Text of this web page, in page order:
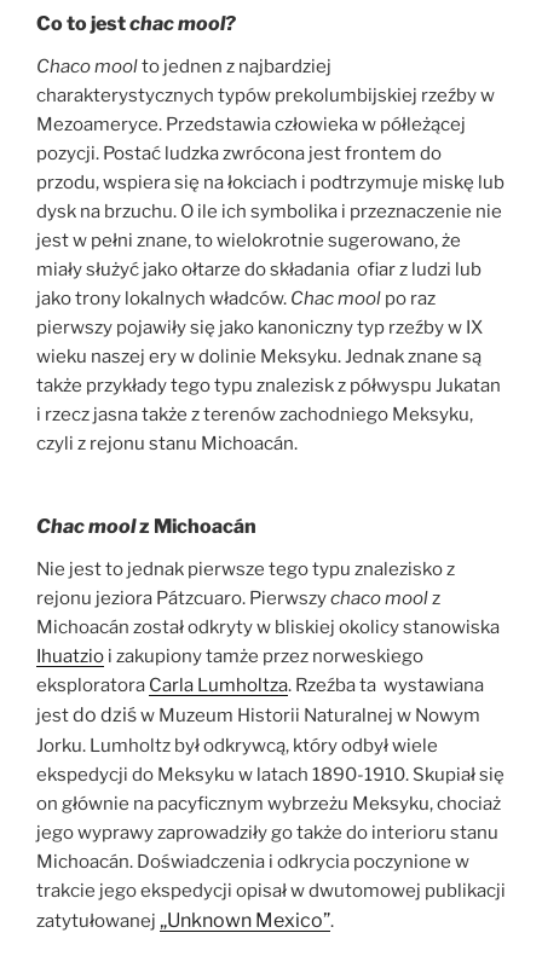
Co to jestchac mool?
Chaco moolto jednen z najbardziej
charakterystycznych typów prekolumbijskiej rzeźby w
Mezoameryce. Przedstawia człowieka w półleżącej
pozycji. Postać ludzka zwrócona jest frontem do
przodu, wspiera się na łokciach i podtrzymuje miskę lub
dysk na brzuchu. O ile ich symbolika i przeznaczenie nie
jest w pełni znane, to wielokrotnie sugerowano, że
miały służyć jako ołtarze do składania ofiar z ludzi lub
jako trony lokalnych władców. Chac mool po raz
pierwszy pojawiły się jako kanoniczny typ rzeźby w IX
wieku naszej ery w dolinie Meksyku. Jednak znane są
także przykłady tego typu znalezisk z półwyspu Jukatan
i rzecz jasna także z terenów zachodniego Meksyku,
czyli z rejonu stanu Michoacán.
Chac moolz Michoacán
Nie jest to jednak pierwsze tego typu znalezisko z
rejonu jeziora Pátzcuaro. Pierwszychaco moolz
Michoacán został odkryty w bliskiej okolicy stanowiska
Ihuatzio i zakupiony tamże przez norweskiego
eksploratora Carla Lumholtza. Rzeźba ta wystawiana
jestdo dziśw Muzeum Historii Naturalnej w Nowym
Jorku. Lumholtz był odkrywcą, który odbył wiele
ekspedycji do Meksyku w latach 1890-1910. Skupiał się
on głównie na pacyficznym wybrzeżu Meksyku, chociaż
jego wyprawy zaprowadziły go także do interioru stanu
Michoacán. Doświadczenia i odkrycia poczynione w
trakcie jego ekspedycji opisał w dwutomowej publikacji
zatytułowanej „Unknown Mexico”.